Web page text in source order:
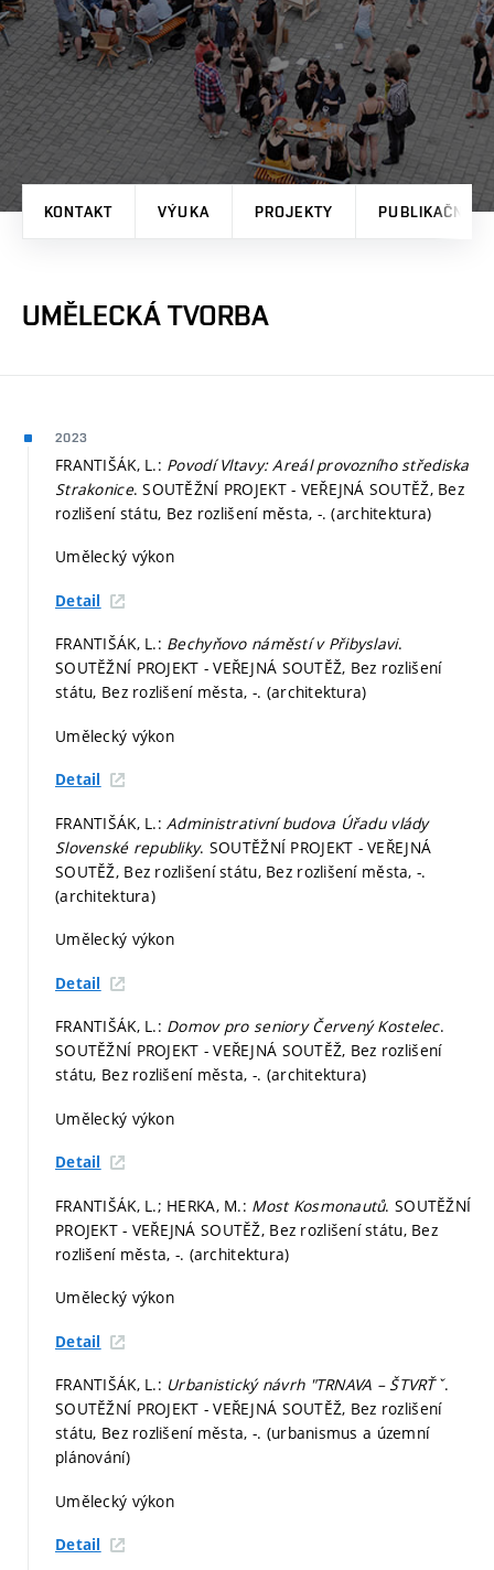
KONTAKT VÝUKA PROJEKTY PUBLIKAČNÍ
UMĚLECKÁ TVORBA
2023
FRANTIŠÁK, L.: Povodí Vltavy: Areál provozního střediska
Strakonice. SOUTĚŽNÍ PROJEKT - VEŘEJNÁ SOUTĚŽ, Bez
rozlišení státu, Bez rozlišení města, -. (architektura)
Umělecký výkon
Detail
FRANTIŠÁK, L.: Bechyňovo náměstí v Přibyslavi.
SOUTĚŽNÍ PROJEKT - VEŘEJNÁ SOUTĚŽ, Bez rozlišení
státu, Bez rozlišení města, -. (architektura)
Umělecký výkon
Detail
FRANTIŠÁK, L.:Administrativní budova Úřadu vlády
Slovenské republiky. SOUTĚŽNÍ PROJEKT - VEŘEJNÁ
SOUTĚŽ, Bez rozlišení státu, Bez rozlišení města, -.
(architektura)
Umělecký výkon
Detail
FRANTIŠÁK, L.: Domov pro seniory Červený Kostelec.
SOUTĚŽNÍ PROJEKT - VEŘEJNÁ SOUTĚŽ, Bez rozlišení
státu, Bez rozlišení města, -. (architektura)
Umělecký výkon
Detail
FRANTIŠÁK, L.; HERKA, M.: Most Kosmonautů. SOUTĚŽNÍ
PROJEKT - VEŘEJNÁ SOUTĚŽ, Bez rozlišení státu, Bez
rozlišení města, -. (architektura)
Umělecký výkon
Detail
FRANTIŠÁK, L.: Urbanistický návrh "TRNAVA – ŠTVRŤˇ.
SOUTĚŽNÍ PROJEKT - VEŘEJNÁ SOUTĚŽ, Bez rozlišení
státu, Bez rozlišení města, -. (urbanismus a územní
plánování)
Umělecký výkon
Detail